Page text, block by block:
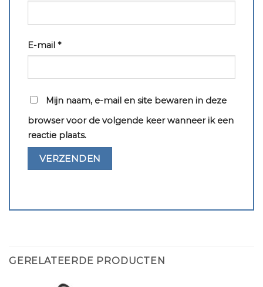
E-mail *
Mijn naam, e-mail en site bewaren in deze
browser voor de volgende keer wanneer ik een
reactie plaats.
GERELATEERDE PRODUCTEN